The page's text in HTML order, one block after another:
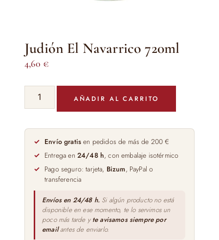
Judión El Navarrico 720ml
4,60 €
Judión
Navarrico
720ml
cantidad
AÑADIR AL CARRITO
Envío gratis en pedidos de más de 200 €
Entrega en 24/48 h, con embalaje isotérmico
Pago seguro: tarjeta, Bizum, PayPal o
transferencia
Envíos en 24/48 h. Si algún producto no está
disponible en ese momento, te lo servimos un
poco más tarde y te avisamos siempre por
emailantes de enviarlo.